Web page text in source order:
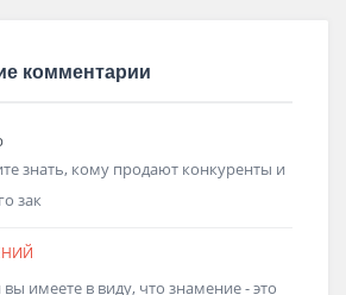
комментарии
знать, кому продают конкуренты и
зак
вы имеете в виду, что знамение - это